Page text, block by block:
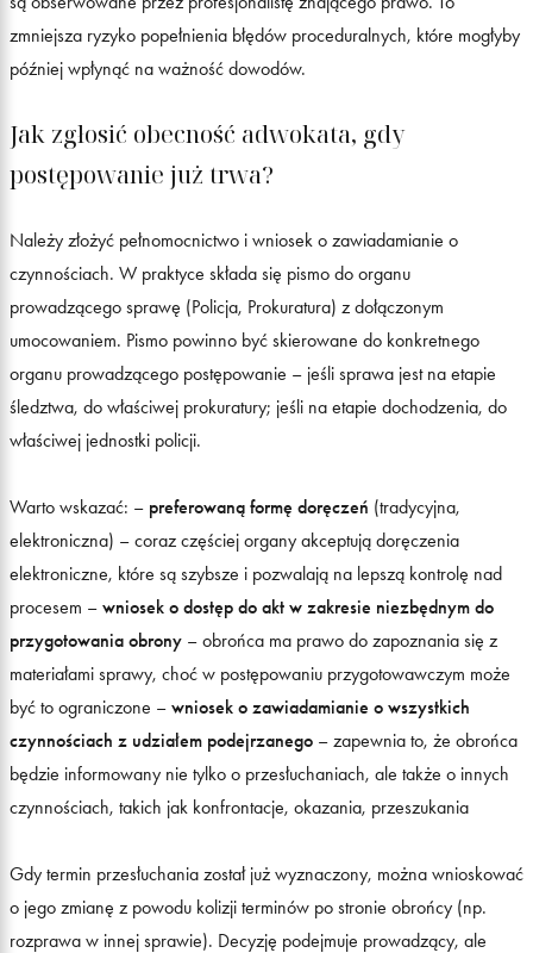
zmniejsza ryzyko popełnienia błędów proceduralnych, które mogłyby
później wpłynąć na ważność dowodów.
Jak zgłosić obecność adwokata, gdy
postępowanie już trwa?
Należy złożyć pełnomocnictwo i wniosek o zawiadamianie o
czynnościach. W praktyce składa się pismo do organu
prowadzącego sprawę (Policja, Prokuratura) z dołączonym
umocowaniem. Pismo powinno być skierowane do konkretnego
organu prowadzącego postępowanie – jeśli sprawa jest na etapie
śledztwa, do właściwej prokuratury; jeśli na etapie dochodzenia, do
właściwej jednostki policji.
Warto wskazać: – preferowaną formę doręczeń (tradycyjna,
elektroniczna) – coraz częściej organy akceptują doręczenia
elektroniczne, które są szybsze i pozwalają na lepszą kontrolę nad
procesem – wniosek o dostęp do akt w zakresie niezbędnym do
przygotowania obrony – obrońca ma prawo do zapoznania się z
materiałami sprawy, choć w postępowaniu przygotowawczym może
być to ograniczone – wniosek o zawiadamianie o wszystkich
czynnościach z udziałem podejrzanego – zapewnia to, że obrońca
będzie informowany nie tylko o przesłuchaniach, ale także o innych
czynnościach, takich jak konfrontacje, okazania, przeszukania
Gdy termin przesłuchania został już wyznaczony, można wnioskować
o jego zmianę z powodu kolizji terminów po stronie obrońcy (np.
rozprawa w innej sprawie). Decyzję podejmuje prowadzący, ale